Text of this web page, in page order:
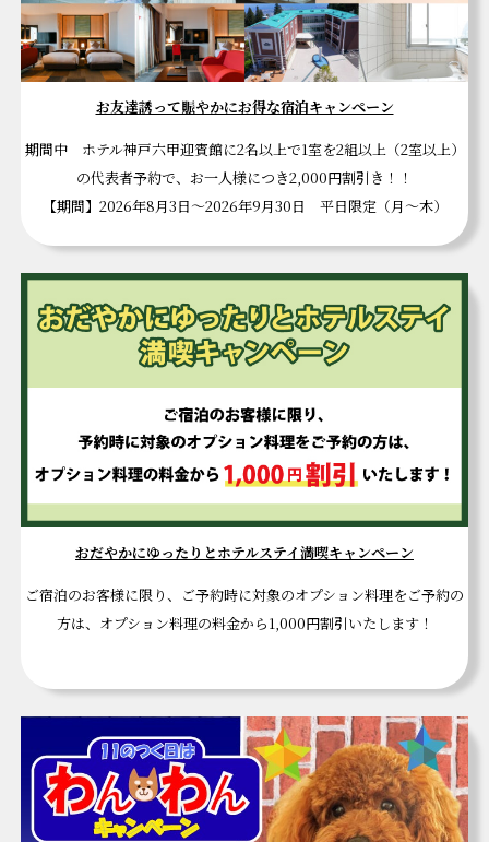
お友達誘って賑やかにお得な宿泊キャンペーン
期間中 ホテル神戸六甲迎賓館に2名以上で1室を2組以上（2室以上）
の代表者予約で、お一人様につき2,000円割引き！！
【期間】2026年8月3日～2026年9月30日 平日限定（月～木）
おだやかにゆったりとホテルステイ満喫キャンペーン
ご宿泊のお客様に限り、ご予約時に対象のオプション料理をご予約の
方は、オプション料理の料金から1,000円割引いたします！